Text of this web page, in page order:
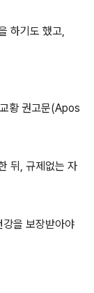
하기도 했고,
황 권고문(Apos
뒤, 규제없는 자
을 보장받아야